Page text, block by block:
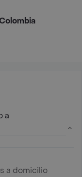
a
a domicilio